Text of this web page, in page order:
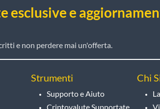
esclusive e
e non perdere mai un'offerta.
Strumenti
Supporto e Aiuto
Criptovalute Supportate
Chi